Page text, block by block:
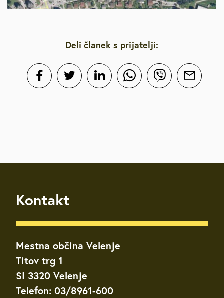
Deli članek s prijatelji:
Kontakt
Mestna občina Velenje
Titov trg 1
SI 3320 Velenje
Telefon: 03/8961-600